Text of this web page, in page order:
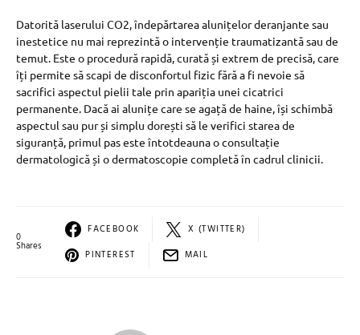
Datorită laserului CO2, îndepărtarea alunițelor deranjante sau
inestetice nu mai reprezintă o intervenție traumatizantă sau de
temut. Este o procedură rapidă, curată și extrem de precisă, care
îți permite să scapi de disconfortul fizic fără a fi nevoie să
sacrifici aspectul pielii tale prin apariția unei cicatrici
permanente. Dacă ai alunițe care se agață de haine, își schimbă
aspectul sau pur și simplu dorești să le verifici starea de
siguranță, primul pas este întotdeauna o consultație
dermatologică și o dermatoscopie completă în cadrul clinicii.
0
Shares
FACEBOOK
X (TWITTER)
PINTEREST
MAIL